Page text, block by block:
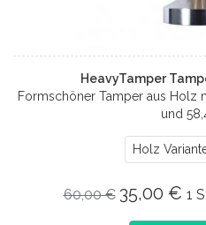
HeavyTamper
Formschöner Tamper aus Holz
und
Holz
60,00 € 35,00 € 1